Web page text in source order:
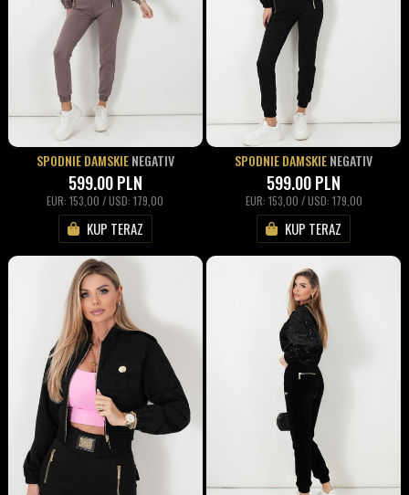
SPODNIE DAMSKIENEGATIV
599.00PLN
EUR: 153,00 / USD: 179,00
KUP TERAZ
SPODNIE DAMSKIENEGATIV
599.00PLN
EUR: 153,00 / USD: 179,00
KUP TERAZ